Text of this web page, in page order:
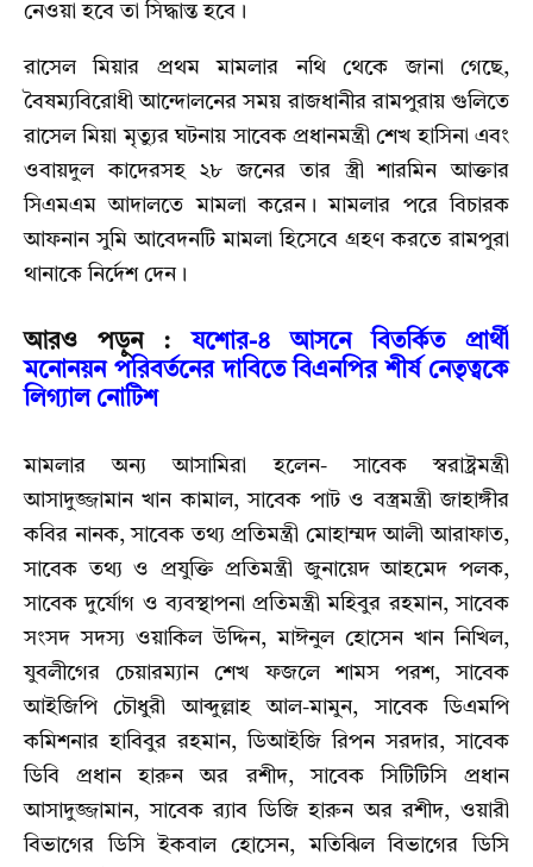
নেওয়া হবে তা সিদ্ধান্ত হবে।
রাসেল মিয়ার প্রথম মামলার নথি থেকে জানা গেছে,
বৈষম্যবিরোধী আন্দোলনের সময় রাজধানীর রামপুরায় গুলিতে
রাসেল মিয়া মৃত্যুর ঘটনায় সাবেক প্রধানমন্ত্রী শেখ হাসিনা এবং
ওবায়দুল কাদেরসহ ২৮ জনের তার স্ত্রী শারমিন আক্তার
সিএমএম আদালতে মামলা করেন। মামলার পরে বিচারক
আফনান সুমি আবেদনটি মামলা হিসেবে গ্রহণ করতে রামপুরা
থানাকে নির্দেশ দেন।
আরও পড়ুন : যশোর-৪ আসনে বিতর্কিত প্রার্থী
মনোনয়ন পরিবর্তনের দাবিতে বিএনপির শীর্ষ নেতৃত্বকে
লিগ্যাল নোটিশ
মামলার অন্য আসামিরা হলেন- সাবেক স্বরাষ্ট্রমন্ত্রী
আসাদুজ্জামান খান কামাল, সাবেক পাট ও বস্ত্রমন্ত্রী জাহাঙ্গীর
কবির নানক, সাবেক তথ্য প্রতিমন্ত্রী মোহাম্মদ আলী আরাফাত,
সাবেক তথ্য ও প্রযুক্তি প্রতিমন্ত্রী জুনায়েদ আহমেদ পলক,
সাবেক দুর্যোগ ও ব্যবস্থাপনা প্রতিমন্ত্রী মহিবুর রহমান, সাবেক
সংসদ সদস্য ওয়াকিল উদ্দিন, মাঈনুল হোসেন খান নিখিল,
যুবলীগের চেয়ারম্যান শেখ ফজলে শামস পরশ, সাবেক
আইজিপি চৌধুরী আব্দুল্লাহ আল-মামুন, সাবেক ডিএমপি
কমিশনার হাবিবুর রহমান, ডিআইজি রিপন সরদার, সাবেক
ডিবি প্রধান হারুন অর রশীদ, সাবেক সিটিটিসি প্রধান
আসাদুজ্জামান, সাবেক র‌্যাব ডিজি হারুন অর রশীদ, ওয়ারী
বিভাগের ডিসি ইকবাল হোসেন, মতিঝিল বিভাগের ডিসি